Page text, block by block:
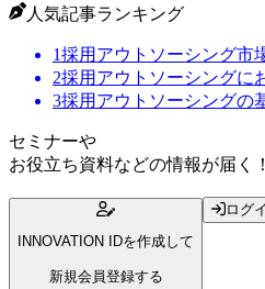
人気記事ランキング
1採用アウトソーシング市
2採用アウトソーシングに
3採用アウトソーシングの
セミナーや
お役立ち資料などの情報が届く！
INNOVATION IDを作成して
新規会員登録する
ログ